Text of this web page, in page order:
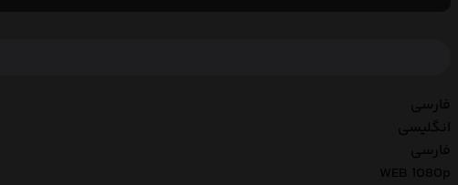
فارسی
انگلیسی
فارسی
WEB 1080p